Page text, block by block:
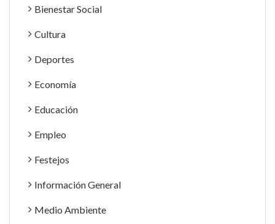
Bienestar Social
Cultura
Deportes
Economía
Educación
Empleo
Festejos
Información General
Medio Ambiente